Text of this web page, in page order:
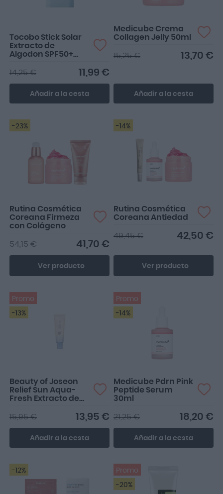
Tocobo Stick Solar
Extracto de
Algodon SPF50+
11,99 €
14,25 €
Añadir a la cesta
Medicube Crema
Collagen Jelly 50ml
13,70 €
15,25 €
Añadir a la cesta
-23%
Rutina Cosmética
Coreana Firmeza
con Colágeno
41,70 €
54,15 €
Ver producto
-14%
Rutina Cosmética
Coreana Antiedad
42,50 €
49,45 €
Ver producto
Promo
-13%
Beauty of Joseon
Relief Sun Aqua-
Fresh Extracto de
SPF50 PA++++ 50ml13,95 €
15,95 €
Añadir a la cesta
Promo
-14%
Medicube Pdrn Pink
Peptide Serum
30ml
18,20 €
21,25 €
Añadir a la cesta
-12% Promo
-20%